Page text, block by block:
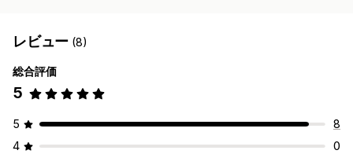
レビュー (8)
総合評価
5
5
8
4
0